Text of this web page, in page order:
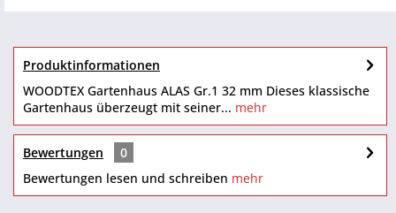
Produktinformationen
WOODTEX Gartenhaus ALAS Gr.1 32 mm Dieses klassische
Gartenhaus überzeugt mit seiner... mehr
Bewertungen
0
Bewertungen lesen und schreiben mehr